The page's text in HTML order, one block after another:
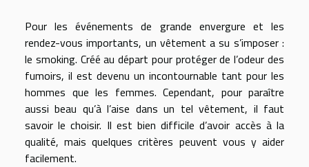
Pour les événements de grande envergure et les
rendez-vous importants, un vêtement a su s’imposer :
le smoking. Créé au départ pour protéger de l’odeur des
fumoirs, il est devenu un incontournable tant pour les
hommes que les femmes. Cependant, pour paraître
aussi beau qu’à l’aise dans un tel vêtement, il faut
savoir le choisir. Il est bien difficile d’avoir accès à la
qualité, mais quelques critères peuvent vous y aider
facilement.